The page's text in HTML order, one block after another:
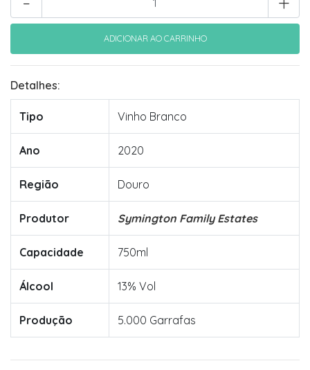
Detalhes:
Tipo Vinho Branco
Ano 2020
Região Douro
Produtor Symington Family Estates
Capacidade 750ml
Álcool 13% Vol
Produção 5.000 Garrafas